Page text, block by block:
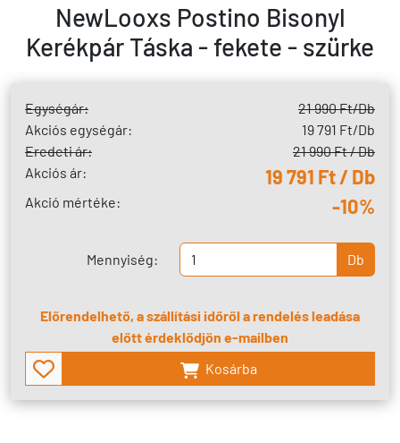
NewLooxs Postino Bisonyl
Kerékpár Táska - fekete - szürke
Egységár: 21 990 Ft/Db
Akciós egységár:
19 791 Ft/Db
Eredeti ár:
21 990 Ft / Db
Akciós ár:
19 791 Ft / Db
Akció mértéke: -10%
Mennyiség: Db
Előrendelhető, a szállítási időről a rendelés leadása
előtt érdeklődjön e-mailben
Kosárba